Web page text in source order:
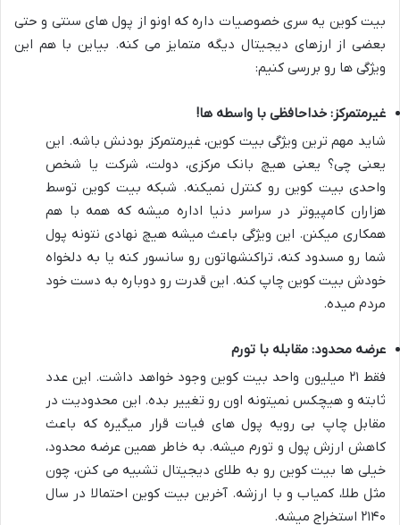
بیت کوین یه سری خصوصیات داره که اونو از پول های سنتی و حتی
بعضی از ارزهای دیجیتال دیگه متمایز می کنه. بیاین با هم این
ویژگی ها رو بررسی کنیم:
غیرمتمرکز: خداحافظی با واسطه ها!
شاید مهم ترین ویژگی بیت کوین، غیرمتمرکز بودنش باشه. این
یعنی چی؟ یعنی هیچ بانک مرکزی، دولت، شرکت یا شخص
واحدی بیت کوین رو کنترل نمیکنه. شبکه بیت کوین توسط
هزاران کامپیوتر در سراسر دنیا اداره میشه که همه با هم
همکاری میکنن. این ویژگی باعث میشه هیچ نهادی نتونه پول
شما رو مسدود کنه، تراکنشهاتون رو سانسور کنه یا به دلخواه
خودش بیت کوین چاپ کنه. این قدرت رو دوباره به دست خود
مردم میده.
عرضه محدود: مقابله با تورم
فقط ۲۱ میلیون واحد بیت کوین وجود خواهد داشت. این عدد
ثابته و هیچکس نمیتونه اون رو تغییر بده. این محدودیت در
مقابل چاپ بی رویه پول های فیات قرار میگیره که باعث
کاهش ارزش پول و تورم میشه. به خاطر همین عرضه محدود،
خیلی ها بیت کوین رو به طلای دیجیتال تشبیه می کنن، چون
مثل طلا، کمیاب و با ارزشه. آخرین بیت کوین احتمالا در سال
۲۱۴۰ استخراج میشه.